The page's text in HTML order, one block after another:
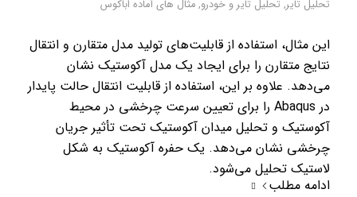
تحلیل تایر, تحلیل تایر و خودرو, مثال های آماده اباکوس
این مثال، استفاده از قابلیت‌های تولید مدل متقارن و انتقال
نتایج متقارن را برای ایجاد یک مدل آکوستیک نشان
می‌دهد. علاوه بر این، استفاده از قابلیت انتقال حالت پایدار
در Abaqus را برای تعیین سرعت چرخشی در محیط
آکوستیک و تحلیل میدان آکوستیک تحت تأثیر جریان
چرخشی نشان می‌دهد. یک حفره آکوستیک به شکل
لاستیک تحلیل می‌شود.
ادامه مطلب